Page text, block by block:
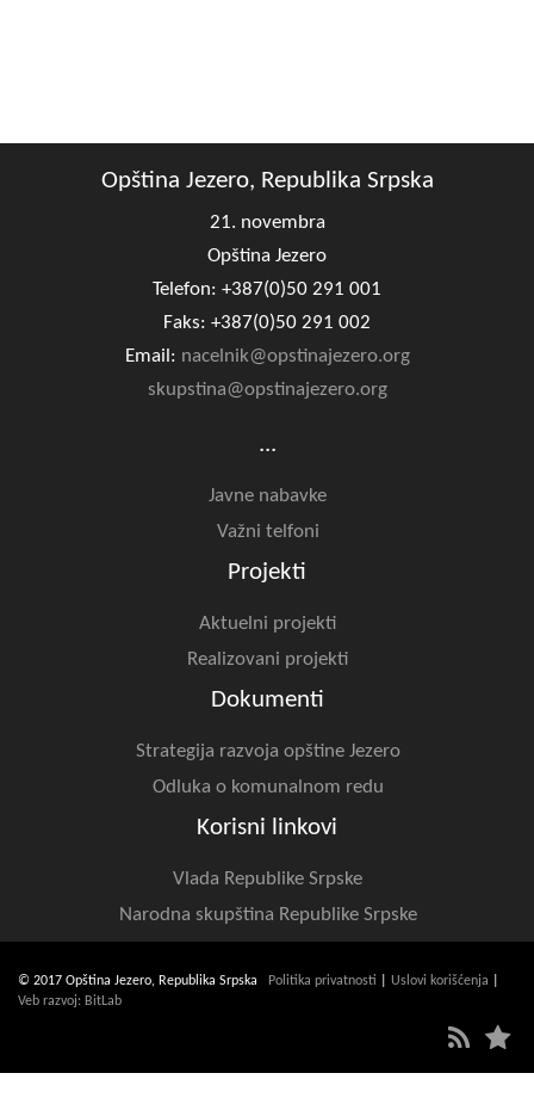
Opština Jezero, Republika Srpska
21. novembra
Opština Jezero
Telefon: +387(0)50 291 001
Faks: +387(0)50 291 002
Email: nacelnik@opstinajezero.org
skupstina@opstinajezero.org
...
Javne nabavke
Važni telfoni
Projekti
Aktuelni projekti
Realizovani projekti
Dokumenti
Strategija razvoja opštine Jezero
Odluka o komunalnom redu
Korisni linkovi
Vlada Republike Srpske
Narodna skupština Republike Srpske
© 2017 Opština Jezero, Republika Srpska Politika privatnosti Uslovi korišćenja
Veb razvoj: BitLab